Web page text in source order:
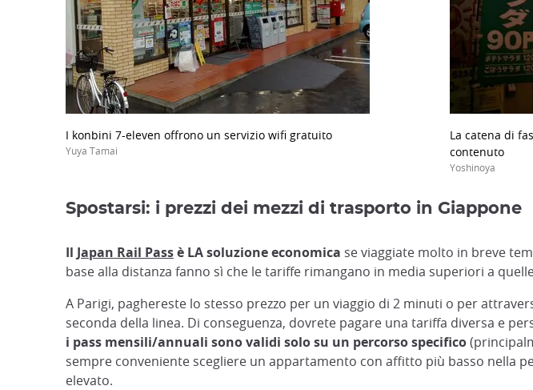
I konbini 7-eleven offrono un servizio wifi gratuito
Yuya Tamai
La catena di
contenuto
Yoshinoya
Spostarsi: i prezzi dei mezzi di trasporto in Giappone
Il Japan Rail Passè LA soluzione economica se viaggiate molto in breve
base alla distanza fanno sì che le tariffe rimangano in media superiori a
A Parigi, paghereste lo stesso prezzo per un viaggio di 2 minuti o per
seconda della linea. Di conseguenza, dovrete pagare una tariffa diversa e
i pass mensili/annuali sono validi solo su un percorso specifico
sempre conveniente scegliere un appartamento con affitto più basso nella
elevato.